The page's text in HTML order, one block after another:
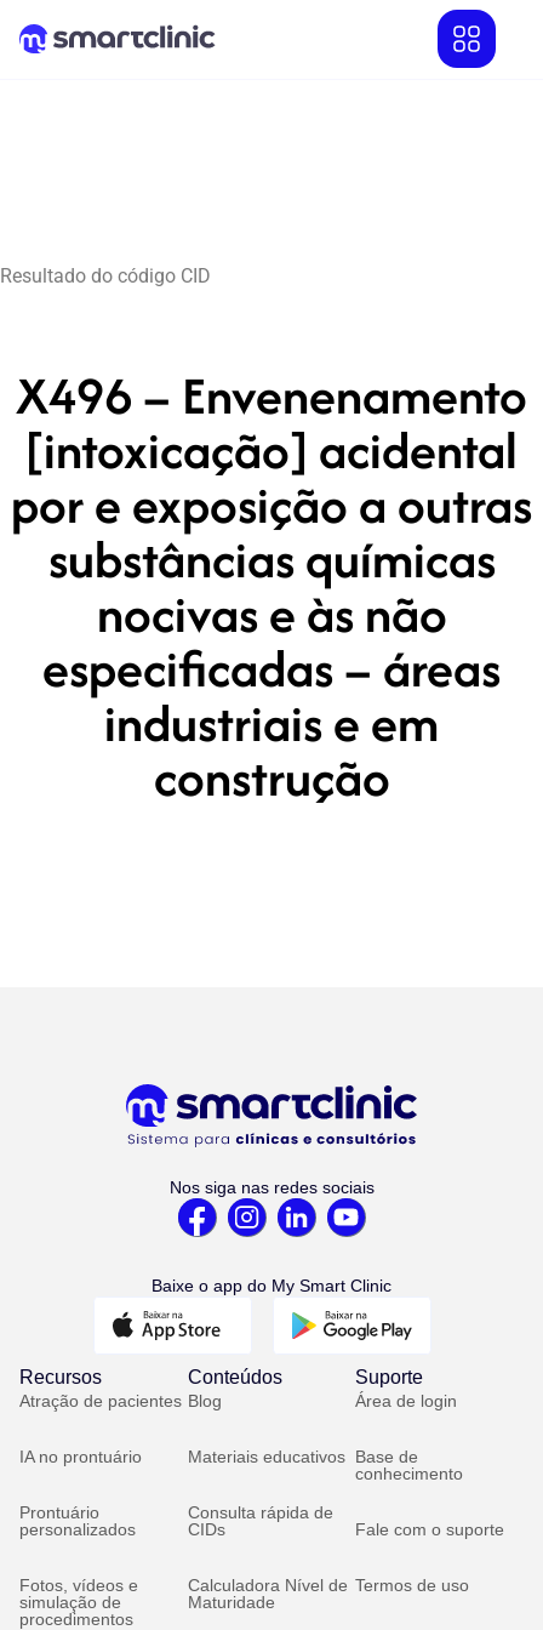
Resultado do código CID
X496 – Envenenamento
[intoxicação] acidental
por e exposição a outras
substâncias químicas
nocivas e às não
especificadas – áreas
industriais e em
construção
Nos siga nas redes sociais
Baixe o app do My Smart Clinic
Recursos
Atração de pacientes
IA no prontuário
Prontuário
personalizados
Fotos, vídeos e
simulação de
procedimentos
Conteúdos
Blog
Materiais educativos
Consulta rápida de
CIDs
Calculadora Nível de
Maturidade
Suporte
Área de login
Base de
conhecimento
Fale com o suporte
Termos de uso